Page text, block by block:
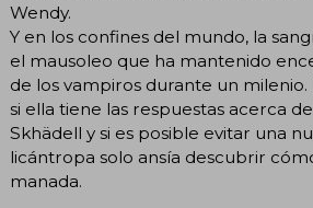
Wendy.
Y en los confines del mundo, la
el mausoleo que ha mantenido
de los vampiros durante un
si ella tiene las respuestas acerca
Skhädell y si es posible evitar una
licántropa solo ansía descubrir
manada.